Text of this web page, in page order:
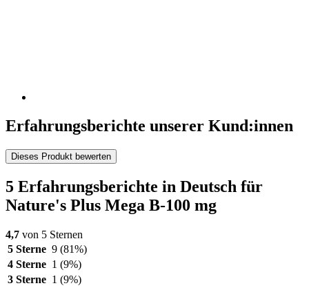
Erfahrungsberichte unserer Kund:innen
Dieses Produkt bewerten
5 Erfahrungsberichte in Deutsch für
Nature's Plus Mega B-100 mg
4,7 von 5 Sternen
5 Sterne 9 (81%)
4 Sterne 1 (9%)
3 Sterne 1 (9%)